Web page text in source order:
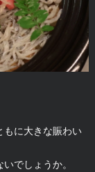
もに大きな賑わい
でしょうか。